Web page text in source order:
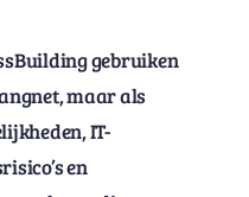
gebruiken
maar als
IT-
en